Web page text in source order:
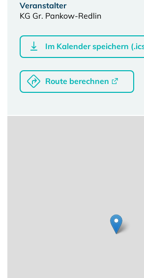
Veranstalter
KG Gr. Pankow-Redlin
Im Kalender speichern
Route berechnen